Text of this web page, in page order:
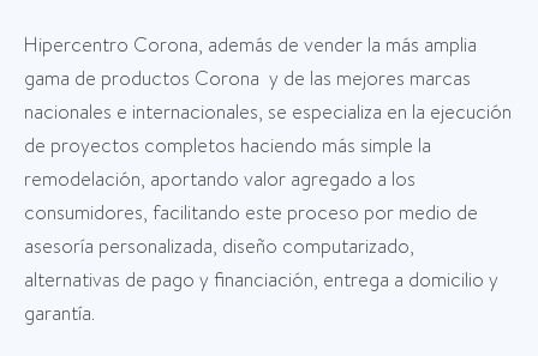
Hipercentro Corona, además de vender la más amplia
gama de productos Corona y de las mejores marcas
nacionales e internacionales, se especializa en la ejecución
de proyectos completos haciendo más simple la
remodelación, aportando valor agregado a los
consumidores, facilitando este proceso por medio de
asesoría personalizada, diseño computarizado,
alternativas de pago y financiación, entrega a domicilio y
garantía.